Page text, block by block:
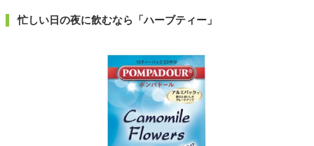
忙しい日の夜に飲むなら「ハーブティー」